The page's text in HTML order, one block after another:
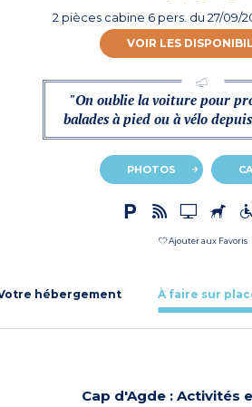
2 pièces cabine 6 pers. du 27/09/
VOIR LES
"On oublie la voiture pour
balades à pied ou à vélo
PHOTOS
Ajouter aux Favoris
hébergement À faire sur
Cap d'Agde : Activités